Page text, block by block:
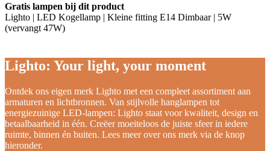
Gratis lampen bij dit product
Lighto | LED Kogellamp | Kleine fitting E14 Dimbaar | 5W
(vervangt 47W)
Lighto: Your light, your moment
Ontdek ons eigen merk Lighto met een compleet assortiment aan
armaturen en lichtbronnen. Van stijlvolle hanglampen tot
energiezuinige LED-lampen: Lighto staat voor kwaliteit, design en
betaalbaarheid in één. Creëer moeiteloos de juiste sfeer in iedere
ruimte, binnen én buiten. Lees meer over ons merk via de knop
hieronder.